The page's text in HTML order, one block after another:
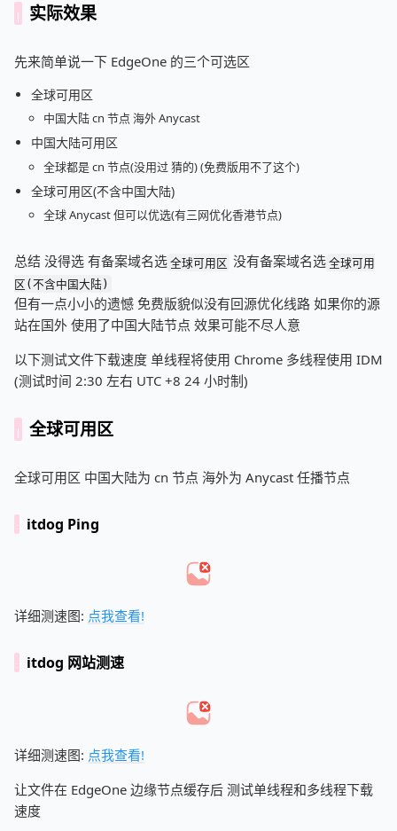
实际效果
先来简单说一下 EdgeOne 的三个可选区
全球可用区
中国大陆 cn 节点 海外 Anycast
中国大陆可用区
全球都是 cn 节点(没用过 猜的) (免费版用不了这个)
全球可用区(不含中国大陆)
全球 Anycast 但可以优选(有三网优化香港节点)
总结 没得选 有备案域名选 全球可用区 没有备案域名选 全球可用
区(不含中国大陆)
但有一点小小的遗憾 免费版貌似没有回源优化线路 如果你的源
站在国外 使用了中国大陆节点 效果可能不尽人意
以下测试文件下载速度 单线程将使用 Chrome 多线程使用 IDM
(测试时间 2:30 左右 UTC +8 24 小时制)
全球可用区
全球可用区 中国大陆为 cn 节点 海外为 Anycast 任播节点
itdog Ping
详细测速图: 点我查看!
itdog 网站测速
详细测速图: 点我查看!
让文件在 EdgeOne 边缘节点缓存后 测试单线程和多线程下载
速度